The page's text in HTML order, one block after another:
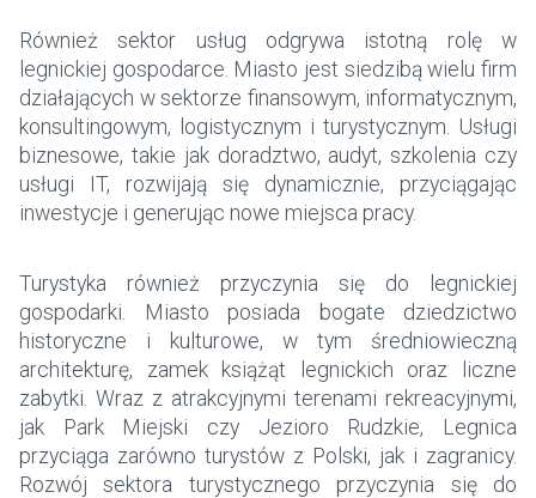
Również sektor usług odgrywa istotną rolę w
legnickiej gospodarce. Miasto jest siedzibą wielu firm
działających w sektorze finansowym, informatycznym,
konsultingowym, logistycznym i turystycznym. Usługi
biznesowe, takie jak doradztwo, audyt, szkolenia czy
usługi IT, rozwijają się dynamicznie, przyciągając
inwestycje i generując nowe miejsca pracy.
Turystyka również przyczynia się do legnickiej
gospodarki. Miasto posiada bogate dziedzictwo
historyczne i kulturowe, w tym średniowieczną
architekturę, zamek książąt legnickich oraz liczne
zabytki. Wraz z atrakcyjnymi terenami rekreacyjnymi,
jak Park Miejski czy Jezioro Rudzkie, Legnica
przyciąga zarówno turystów z Polski, jak i zagranicy.
Rozwój sektora turystycznego przyczynia się do